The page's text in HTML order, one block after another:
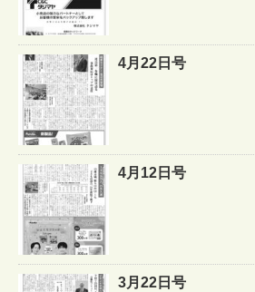
4月22日号
4月12日号
3月22日号